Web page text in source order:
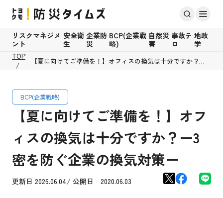
リスクマネジメ
ント
安全衛
生
企業防
災
BCP(企業戦
略)
自然災
害
事故テ
ロ
地政
学
TOP
【夏に向けてご準備を！】オフィスの換気は十分ですか？ー3
BCP(企業戦略)
【夏に向けてご準備を！】オフ
ィスの換気は十分ですか？ー3
密を防ぐ企業の換気対策ー
更新日 2026.06.04/ 公開日 2020.06.03